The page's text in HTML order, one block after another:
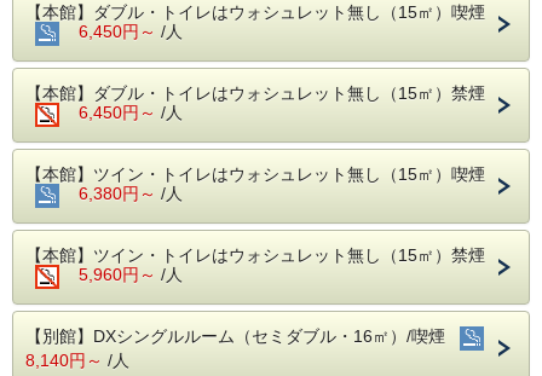
をご希望の方は、別館客室をおすすめいたします。
・お子様の添寝を希望される場合は、お電話にてお問い合わ
せ下さい。（本館は不可）
・貸出用電気スタンドあり（数に限りあり）
・禁煙部屋または喫煙部屋をご希望でも空室がない場合、備
チェックインより前に空室が出れば移動いたします。
・禁煙部屋をご希望の方で喫煙部屋を予約された場合、事前
にオゾン脱臭機で脱臭対応をいたします。
て取れる訳ではないことをご了承下さい。）
【２泊以上されるお客様へ】
全泊分のご予約を一度にお取り出来なかった場合は、備考欄
に「〇日も別で予約済」とご入力ください。同じお部屋をご
用意しやすくなります。（同じ客室タイプの予約に限りま
す）
【本館】ダブル・トイレはウォシュレット無し（15㎡）喫煙
6,450円～ /人
【本館】ダブル・トイレはウォシュレット無し（15㎡）禁煙
6,450円～ /人
【本館】ツイン・トイレはウォシュレット無し（15㎡）喫煙
6,380円～ /人
【本館】ツイン・トイレはウォシュレット無し（15㎡）禁煙
5,960円～ /人
【別館】DXシングルルーム（セミダブル・16㎡）/喫煙
8,140円～ /人